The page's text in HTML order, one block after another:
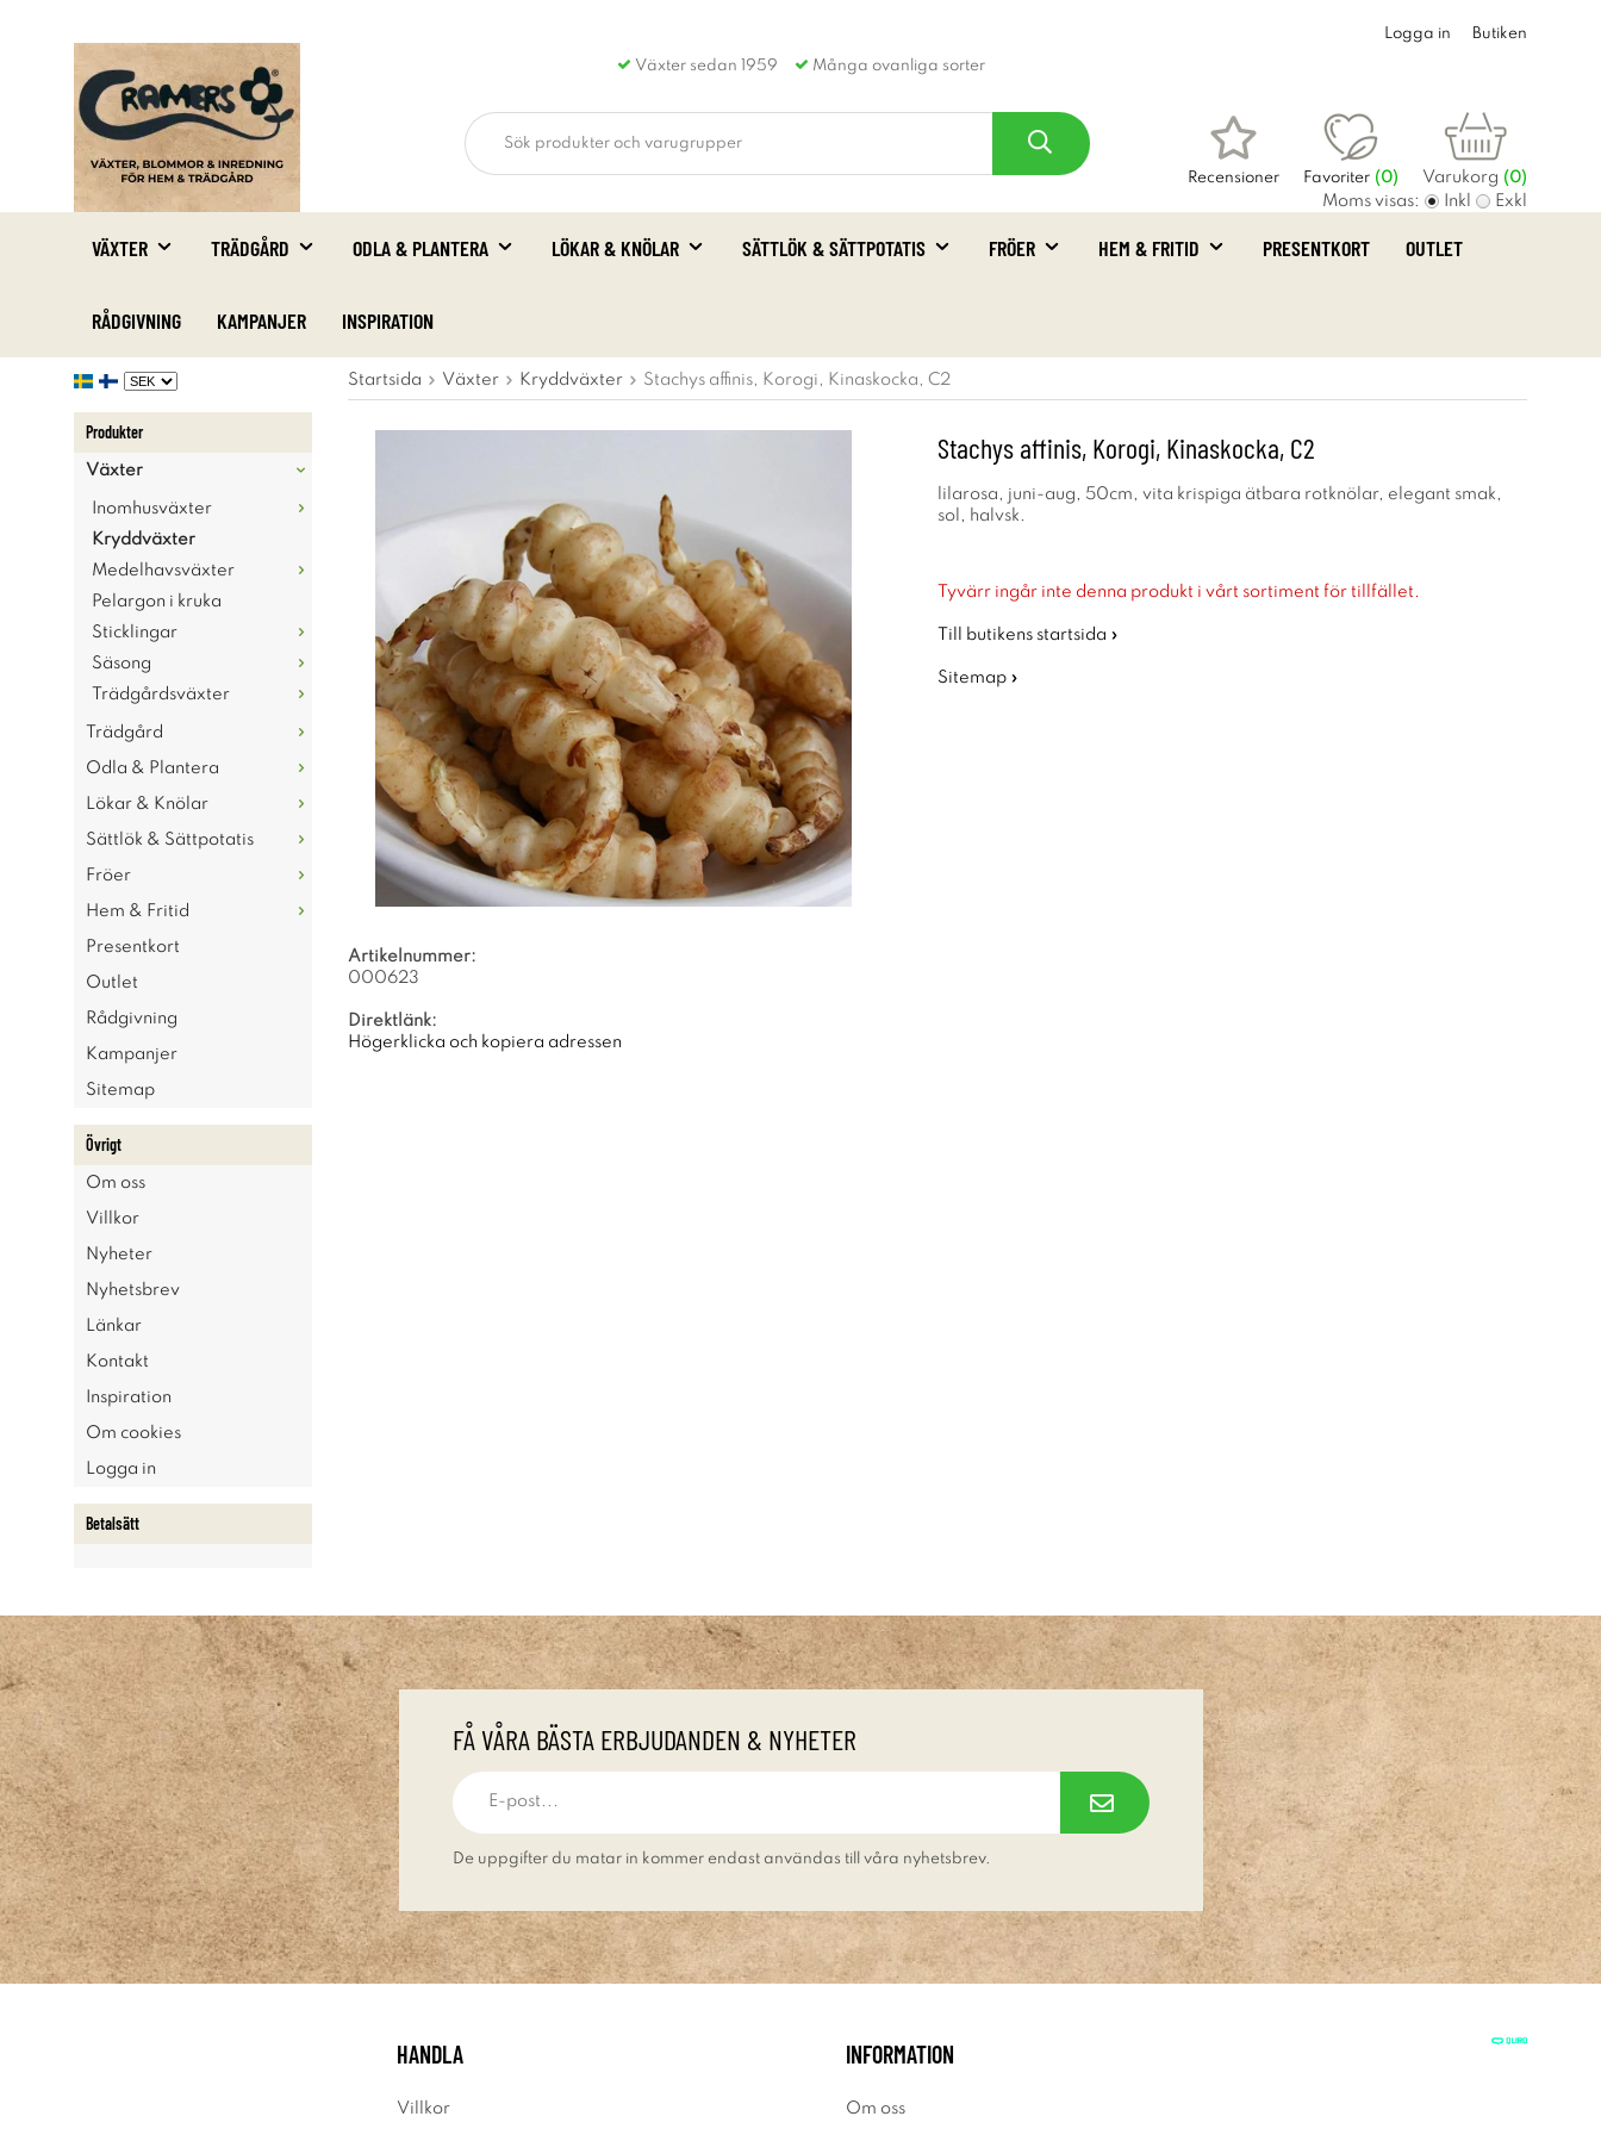
Växter sedan 1959 Många ovanliga sorter
Logga in Butiken
Recensioner Favoriter (0) Varukorg (0)
Moms visas: Inkl Exkl
VÄXTER TRÄDGÅRD ODLA & PLANTERA LÖKAR & KNÖLAR SÄTTLÖK & SÄTTPOTATIS FRÖER HEM & FRITID PRESENTKORT OUTLET
RÅDGIVNING KAMPANJER INSPIRATION
Produkter
Växter
Inomhusväxter
Kryddväxter
Medelhavsväxter
Pelargon i kruka
Sticklingar
Säsong
Trädgårdsväxter
Trädgård
Odla & Plantera
Lökar & Knölar
Sättlök & Sättpotatis
Fröer
Hem & Fritid
Presentkort
Outlet
Rådgivning
Kampanjer
Sitemap
Övrigt
Om oss
Villkor
Nyheter
Nyhetsbrev
Länkar
Kontakt
Inspiration
Om cookies
Logga in
Betalsätt
Startsida Växter Kryddväxter Stachys affinis, Korogi, Kinaskocka, C2
Stachys affinis, Korogi, Kinaskocka, C2
lilarosa, juni-aug, 50cm, vita krispiga ätbara rotknölar, elegant smak,
sol, halvsk.
Tyvärr ingår inte denna produkt i vårt sortiment för tillfället.
Till butikens startsida »
Sitemap »
Artikelnummer:
000623
Direktlänk:
Högerklicka och kopiera adressen
FÅ VÅRA BÄSTA ERBJUDANDEN & NYHETER
De uppgifter du matar in kommer endast användas till våra nyhetsbrev.
HANDLA
Villkor
INFORMATION
Om oss